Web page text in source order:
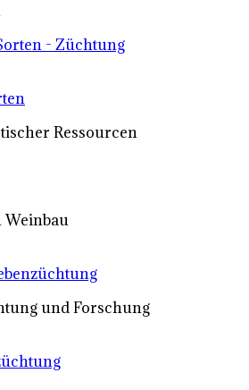
- Züchtung
Ressourcen
Weinbau
und Forschung